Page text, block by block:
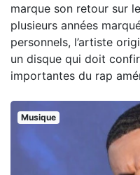
marque son retour sur
plusieurs années
personnels, l’artiste
un disque qui doit
importantes du rap
Musique